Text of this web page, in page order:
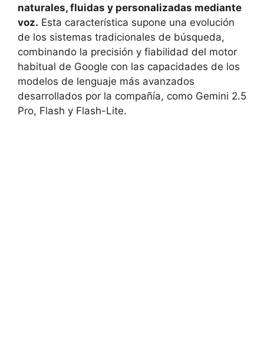
naturales, fluidas y personalizadas mediante
voz. Esta característica supone una evolución
de los sistemas tradicionales de búsqueda,
combinando la precisión y fiabilidad del motor
habitual de Google con las capacidades de los
modelos de lenguaje más avanzados
desarrollados por la compañía, como Gemini 2.5
Pro, Flash y Flash-Lite.